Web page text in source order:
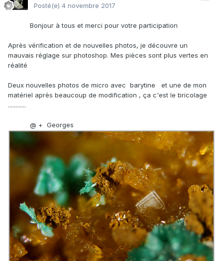
Posté(e) 4 novembre 2017
Bonjour à tous et merci pour votre participation
Après vérification et de nouvelles photos, je découvre un
mauvais réglage sur photoshop. Mes pièces sont plus vertes en
réalité
Deux nouvelles photos de micro avec barytine et une de mon
matériel après beaucoup de modification , ça c'est le bricolage
............
@ + Georges